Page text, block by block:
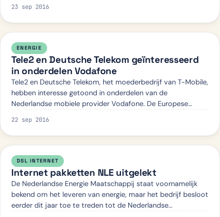
23 sep 2016
ENERGIE
Tele2 en Deutsche Telekom geïnteresseerd
in onderdelen Vodafone
Tele2 en Deutsche Telekom, het moederbedrijf van T-Mobile,
hebben interesse getoond in onderdelen van de
Nederlandse mobiele provider Vodafone. De Europese
22 sep 2016
DSL INTERNET
Internet pakketten NLE uitgelekt
De Nederlandse Energie Maatschappij staat voornamelijk
bekend om het leveren van energie, maar het bedrijf besloot
eerder dit jaar toe te treden tot de Nederlandse